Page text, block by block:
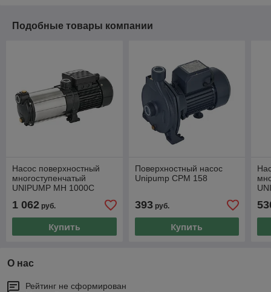
Подобные товары компании
Насос поверхностный
многоступенчатый
UNIPUMP MH 1000C
1 062 руб.
Купить
Поверхностный насос
Unipump CPM 158
393руб.
Купить
О нас
Рейтинг не сформирован